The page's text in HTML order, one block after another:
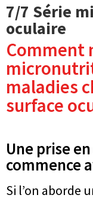
7/7 Série
oculaire
Comment
maladies
surface
Une prise
commence
Si l’on aborde